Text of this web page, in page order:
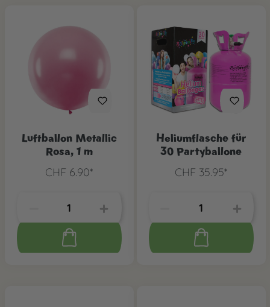
Luftballon Metallic
Rosa, 1 m
CHF 6.90*
Heliumflasche für
30 Partyballone
CHF 35.95*